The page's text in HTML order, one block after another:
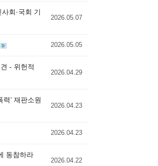
회·국회 기
2026.05.07
2026.05.05
- 위헌적
2026.04.29
’ 재판소원
2026.04.23
2026.04.23
동참하라
2026.04.22